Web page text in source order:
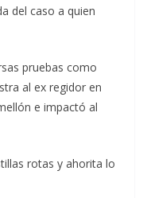
del caso a quien
pruebas como
al ex regidor en
e impactó al
rotas y ahorita lo